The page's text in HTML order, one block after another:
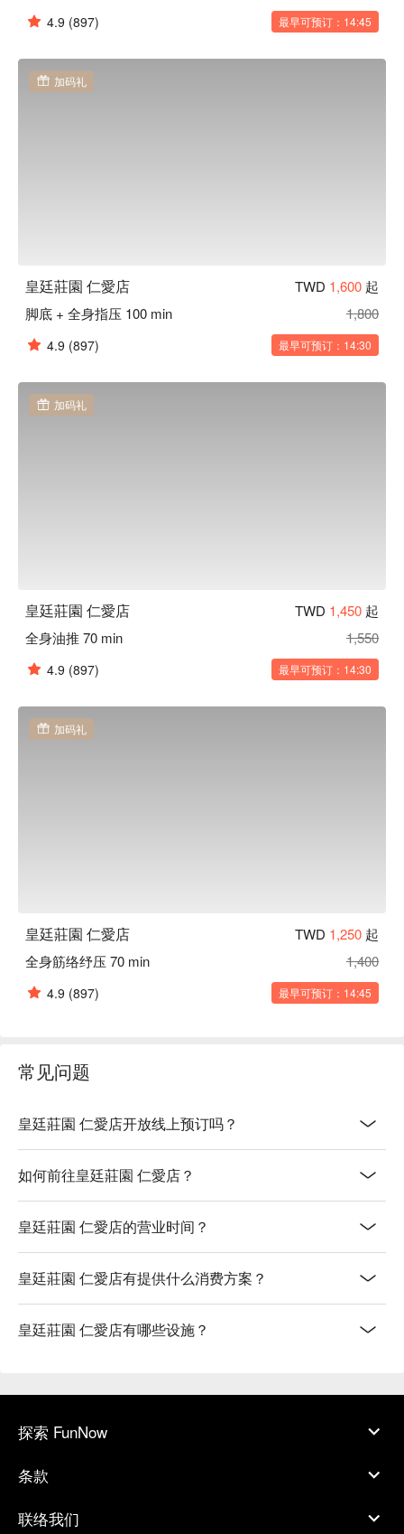
4.9 (897) 最早可预订：14:45
加码礼
皇廷莊園 仁愛店 TWD 1,600 起
脚底 + 全身指压 100 min
1,800
4.9 (897) 最早可预订：14:30
加码礼
皇廷莊園 仁愛店 TWD 1,450 起
全身油推 70 min
1,550
4.9 (897) 最早可预订：14:30
加码礼
皇廷莊園 仁愛店 TWD 1,250 起
全身筋络纾压 70 min
1,400
4.9 (897) 最早可预订：14:45
常见问题
皇廷莊園 仁愛店开放线上预订吗？
如何前往皇廷莊園 仁愛店？
皇廷莊園 仁愛店的营业时间？
皇廷莊園 仁愛店有提供什么消费方案？
皇廷莊園 仁愛店有哪些设施？
探索 FunNow
条款
联络我们